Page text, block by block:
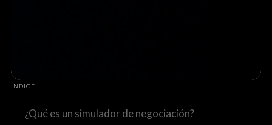
ÍNDICE
¿Qué es un simulador de negociación?